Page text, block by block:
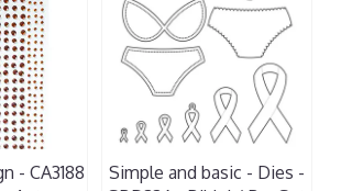
- CA3188
Simple and basic - Dies -